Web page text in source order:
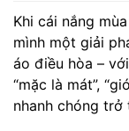
Khi cái nắng
mình một giải
áo điều hòa –
“mặc là mát”,
nhanh chóng trở